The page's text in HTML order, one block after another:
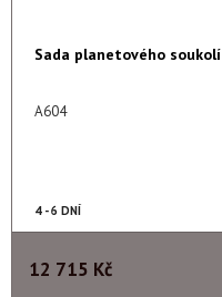
Sada planetového soukolí
A604
4 - 6 DNÍ
12 715 Kč